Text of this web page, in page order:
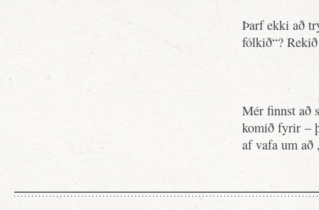
Þarf ekki að
fólkið“?
Mér finnst að
komið fyrir –
af vafa um að